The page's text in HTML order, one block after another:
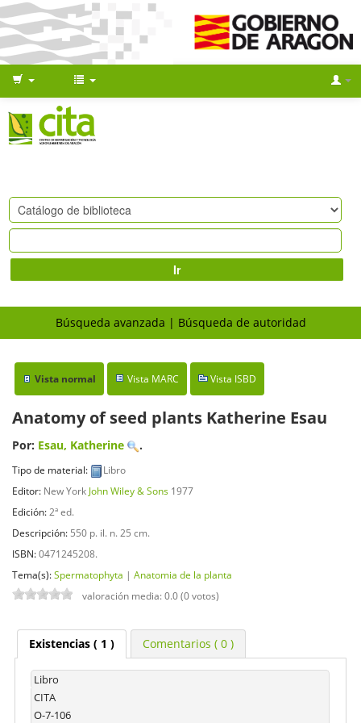
Ir
Búsqueda avanzada Búsqueda de autoridad
Vista normal Vista MARC Vista ISBD
Anatomy of seed plants Katherine Esau
Por: Esau, Katherine .
Tipo de material:
Libro
Editor: New York John Wiley & Sons 1977
Edición: 2ª ed.
Descripción: 550 p. il. n. 25 cm.
ISBN:0471245208.
Tema(s):Spermatophyta | Anatomia de la planta
valoración media: 0.0 (0 votos)
Existencias( 1 ) Comentarios ( 0 )
Libro
CITA
O-7-106